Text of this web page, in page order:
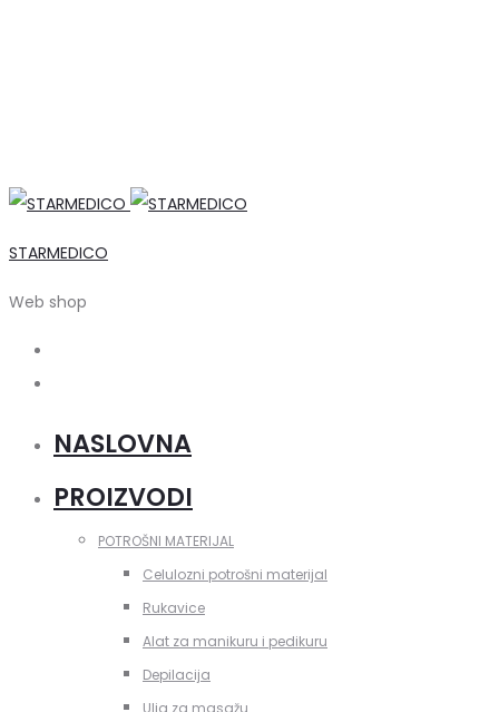
STARMEDICO
Web shop
NASLOVNA
PROIZVODI
POTROŠNI MATERIJAL
Celulozni potrošni materijal
Rukavice
Alat za manikuru i pedikuru
Depilacija
Ulja za masažu